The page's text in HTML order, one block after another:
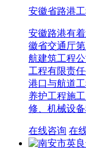
安徽省路港
安徽路港有
徽省交通厅
航建筑工程
工程有限责
港口与航道
养护工程施
修、机械设
在线咨询 在